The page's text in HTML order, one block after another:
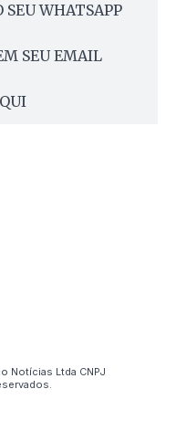
SEU WHATSAPP
SEU EMAIL
Notícias Ltda CNPJ